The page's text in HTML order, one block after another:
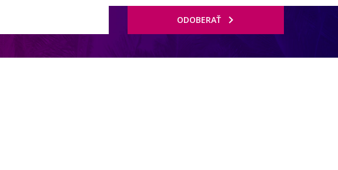
ODOBERAŤ